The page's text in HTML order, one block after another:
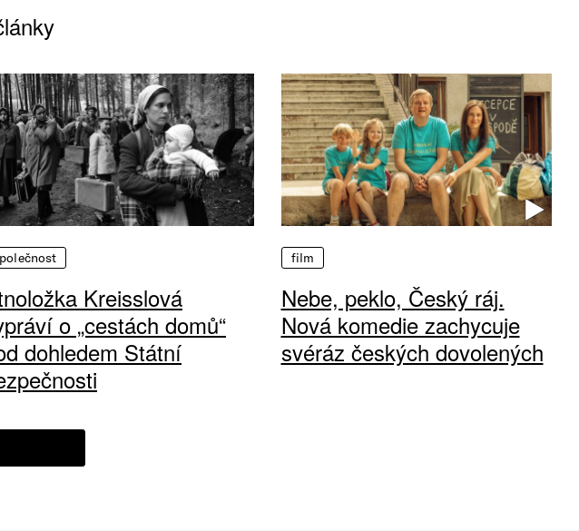
Kreisslová
o „cestách domů“
dohledem Státní
film
Nebe, peklo, Český ráj.
Nová komedie zachycuje
svéráz českých dovolených